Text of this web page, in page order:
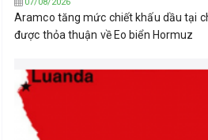
Aramco tăng mức chiết khấu dầu tại
được thỏa thuận về Eo biển Hormuz